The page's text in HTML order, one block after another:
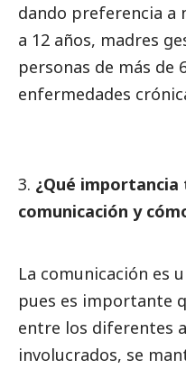
dando preferencia a
a 12 años, madres
personas de más de
enfermedades
¿Qué
comunicación y
La comunicación es
pues es importante
entre los diferentes
involucrados, se